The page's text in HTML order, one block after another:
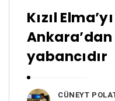
Kızıl
yabancıdır
CÜNEYT